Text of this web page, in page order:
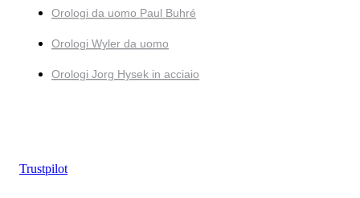
Orologi da uomo Paul Buhré
Orologi Wyler da uomo
Orologi Jorg Hysek in acciaio
Trustpilot